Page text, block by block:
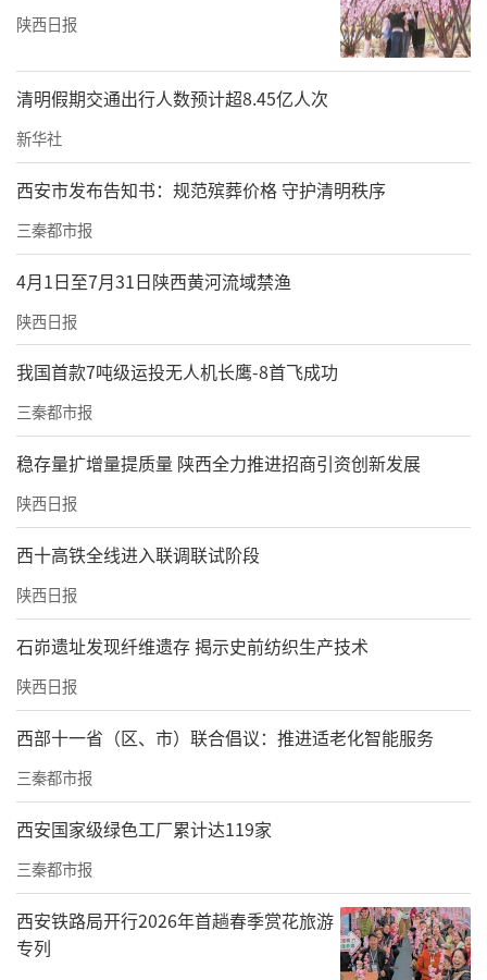
陕西日报
清明假期交通出行人数预计超8.45亿人次
新华社
西安市发布告知书：规范殡葬价格 守护清明秩序
三秦都市报
4月1日至7月31日陕西黄河流域禁渔
陕西日报
我国首款7吨级运投无人机长鹰-8首飞成功
三秦都市报
稳存量扩增量提质量 陕西全力推进招商引资创新发展
陕西日报
西十高铁全线进入联调联试阶段
陕西日报
石峁遗址发现纤维遗存 揭示史前纺织生产技术
陕西日报
西部十一省（区、市）联合倡议：推进适老化智能服务
三秦都市报
西安国家级绿色工厂累计达119家
三秦都市报
西安铁路局开行2026年首趟春季赏花旅游
专列